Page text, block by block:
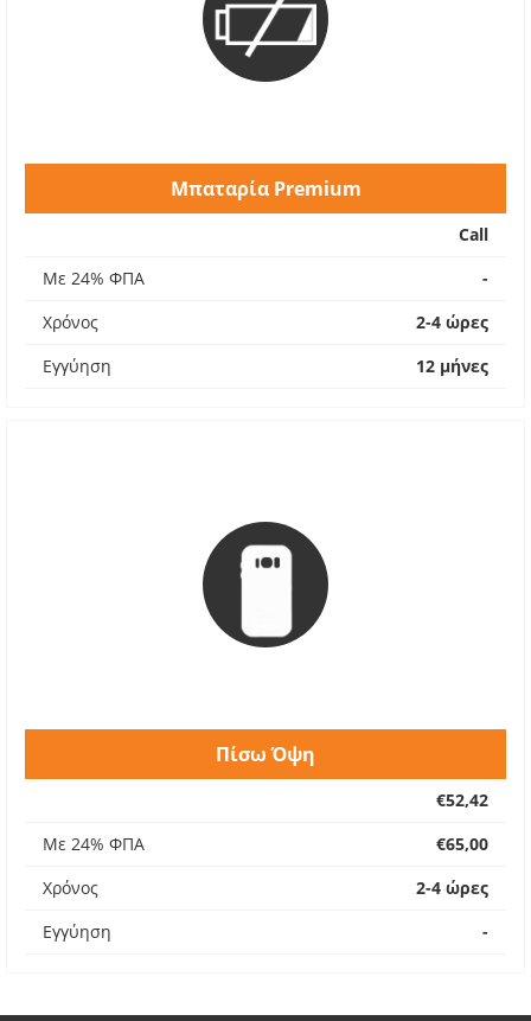
Μπαταρία Premium
Call
Με 24% ΦΠΑ
-
Χρόνος
2-4 ώρες
Εγγύηση
12 μήνες
Πίσω Όψη
€52,42
Με 24% ΦΠΑ
€65,00
Χρόνος
2-4 ώρες
Εγγύηση
-